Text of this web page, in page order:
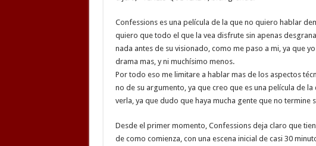
Confessions es una película de la que no quiero hablar
quiero que todo el que la vea disfrute sin apenas
nada antes de su visionado, como me paso a mi, ya que
drama mas, y ni muchísimo menos.
Por todo eso me limitare a hablar mas de los aspectos
no de su argumento, ya que creo que es una película de
verla, ya que dudo que haya mucha gente que no termine
Desde el primer momento, Confessions deja claro que
de como comienza, con una escena inicial de casi 30